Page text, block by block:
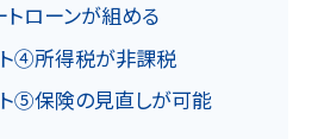
トローンが組める
ト④所得税が非課税
ト⑤保険の見直しが可能